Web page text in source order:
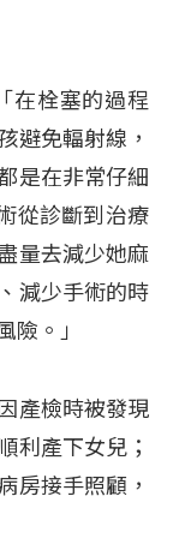
在栓塞的過程
避免輻射線，
是在非常仔細
從診斷到治療
量去減少她麻
減少手術的時
險。」
產檢時被發現
利產下女兒；
房接手照顧，